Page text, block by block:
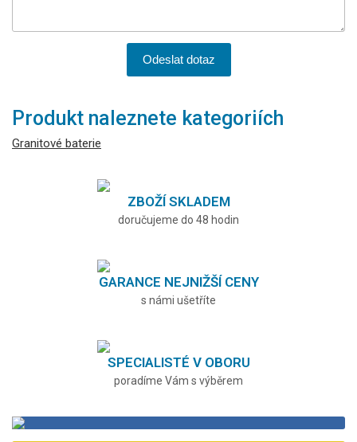
Odeslat dotaz
Produkt naleznete kategoriích
Granitové baterie
ZBOŽÍ SKLADEM
doručujeme do 48 hodin
GARANCE NEJNIŽŠÍ CENY
s námi ušetříte
SPECIALISTÉ V OBORU
poradíme Vám s výběrem